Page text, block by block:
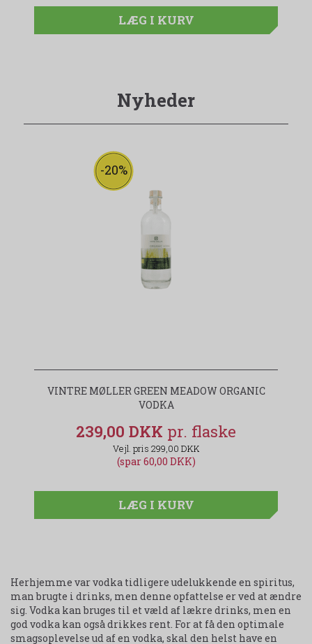
LÆG I KURV
Nyheder
-20%
VINTRE MØLLER GREEN MEADOW ORGANIC
VODKA
239,00 DKK
299,00 DKK
(spar 60,00 DKK)
LÆG I KURV
Herhjemme var vodka tidligere udelukkende en spiritus,
man brugte i drinks, men denne opfattelse er ved at ændre
sig. Vodka kan bruges til et væld af lækre drinks, men en
god vodka kan også drikkes rent. For at få den optimale
smagsoplevelse ud af en vodka, skal den helst have en